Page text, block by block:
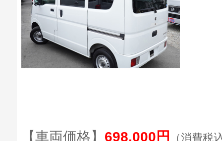
【車両価格】 698,000円 （消費税